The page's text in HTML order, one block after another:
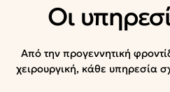
Οι
Από την προγεννητική
χειρουργική, κάθε υπηρεσία